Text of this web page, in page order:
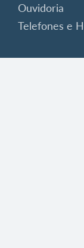
Ouvidoria
Telefones e